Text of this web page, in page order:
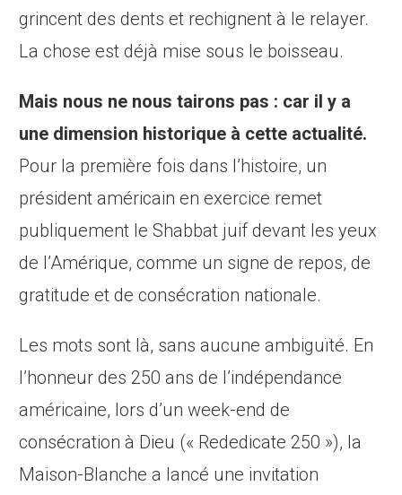
grincent des dents et rechignent à le relayer.
La chose est déjà mise sous le boisseau.
Mais nous ne nous tairons pas : car il y a
une dimension historique à cette actualité.
Pour la première fois dans l’histoire, un
président américain en exercice remet
publiquement le Shabbat juif devant les yeux
de l’Amérique, comme un signe de repos, de
gratitude et de consécration nationale.
Les mots sont là, sans aucune ambiguïté. En
l’honneur des 250 ans de l’indépendance
américaine, lors d’un week-end de
consécration à Dieu (« Rededicate 250 »), la
Maison-Blanche a lancé une invitation